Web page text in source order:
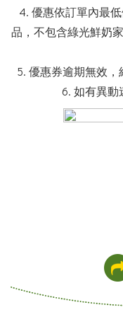
4. 優惠依訂單內最
品，不包含綠光鮮奶
5. 優惠券逾期無效
6. 如有異動